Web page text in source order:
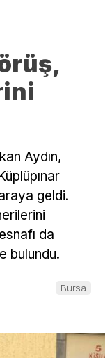
Aydın,
geldi.
da
bulundu.
Bursa